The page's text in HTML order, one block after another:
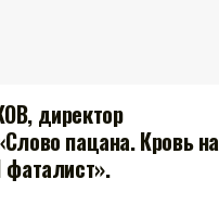
директор
пацана. Кровь на